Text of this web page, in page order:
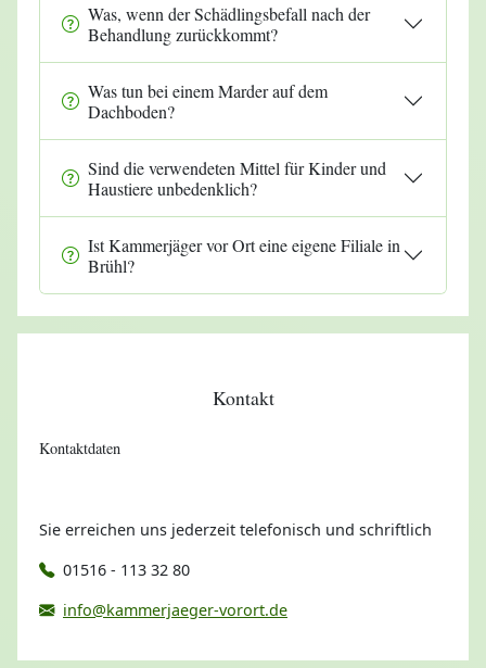
Was, wenn der Schädlingsbefall nach der
Behandlung zurückkommt?
Was tun bei einem Marder auf dem
Dachboden?
Sind die verwendeten Mittel für Kinder und
Haustiere unbedenklich?
Ist Kammerjäger vor Ort eine eigene Filiale in
Brühl?
Kontakt
Kontaktdaten
Sie erreichen uns jederzeit telefonisch und schriftlich
01516 - 113 32 80
info@kammerjaeger-vorort.de